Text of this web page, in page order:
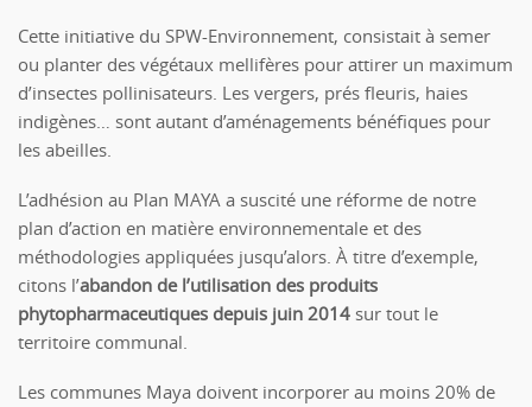
Cette initiative du SPW-Environnement, consistait à semer
ou planter des végétaux mellifères pour attirer un maximum
d’insectes pollinisateurs. Les vergers, prés fleuris, haies
indigènes… sont autant d’aménagements bénéfiques pour
les abeilles.
L’adhésion au Plan MAYA a suscité une réforme de notre
plan d’action en matière environnementale et des
méthodologies appliquées jusqu’alors. À titre d’exemple,
citons l’abandon de l’utilisation des produits
phytopharmaceutiques depuis juin 2014 sur tout le
territoire communal.
Les communes Maya doivent incorporer au moins 20% de